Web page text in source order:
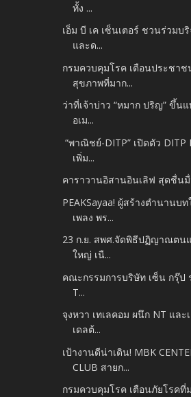
ทั้ง ...
เอ็ม บี เค เซ็นเตอร์ ชวนร่วมบ
และด...
กรมควบคุมโรค เตือนประชาช
สุขภาพที่มาก...
ว่าที่เจ้าบ่าว “หมาก ปริญ” ขึ้น
อเม...
“พาณิชย์-DITP” เปิดตัว DITP
เพิ่ม...
คาราวานอิสานอินเลิฟ สุดชื่น
PEAKSayaa! ผู้สร้างตำนานบ
เพลง พร...
23 ก.ย. สพศ.จัดพิธีปฏิญาณตน
ใหญ่ เนื...
คณะกรรมการบริษัท เซ็น กรุ๊ป
T...
จุงหวา เทเลคอม ผนึก NT แล
เดลต้...
เป้างานดีน่าเดิน! MBK
CLUB สายก...
กรมควบคุมโรค เตือนภัยโรคที่